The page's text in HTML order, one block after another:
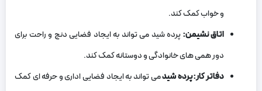
و خواب کمک کند.
اتاق نشیمن:پرده شید می تواند به ایجاد فضایی دنج و راحت برای
دور همی های خانوادگی و دوستانه کمک کند.
دفاتر کار: پرده شیدمی تواند به ایجاد فضایی اداری و حرفه ای کمک